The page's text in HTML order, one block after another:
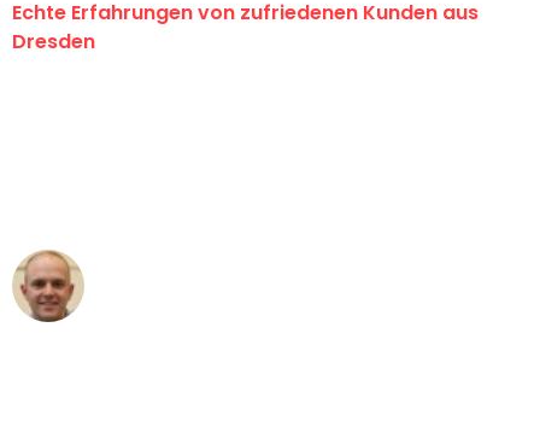
Echte Erfahrungen von zufriedenen Kunden aus
Dresden